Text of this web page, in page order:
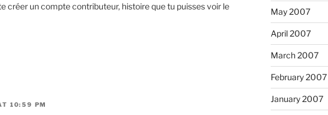
créer un compte contributeur, histoire que tu puisses voir le
10:59 PM
May 2007
April 2007
March 2007
February 2007
January 2007